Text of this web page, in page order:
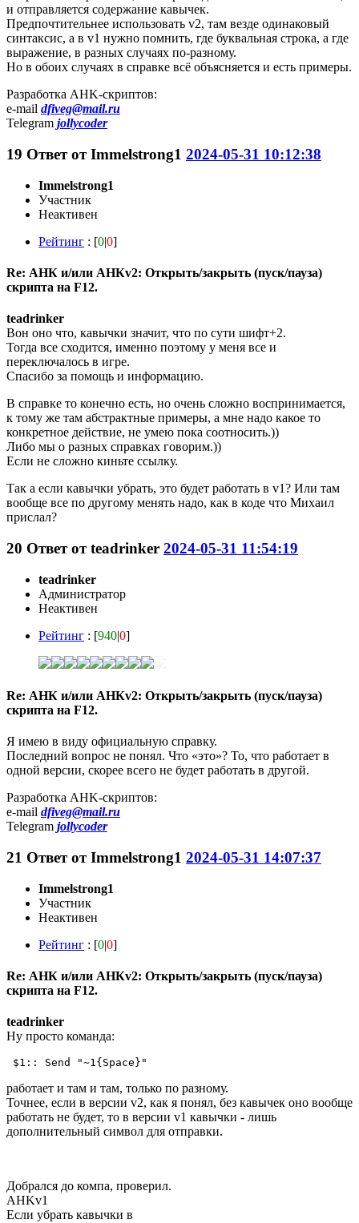
и отправляется содержание кавычек.
Предпочтительнее использовать v2, там везде одинаковый
синтаксис, а в v1 нужно помнить, где буквальная строка, а где
выражение, в разных случаях по-разному.
Но в обоих случаях в справке всё объясняется и есть примеры.
Разработка AHK-скриптов:
e-mail dfiveg@mail.ru
Telegram jollycoder
19 Ответ отImmelstrong1 2024-05-31 10:12:38
Immelstrong1
Участник
Неактивен
Рейтинг : [0|0]
Re: АНК и/или АНКv2: Открыть/закрыть (пуск/пауза)
скрипта на F12.
teadrinker
Вон оно что, кавычки значит, что по сути шифт+2.
Тогда все сходится, именно поэтому у меня все и
переключалось в игре.
Спасибо за помощь и информацию.
В справке то конечно есть, но очень сложно воспринимается,
к тому же там абстрактные примеры, а мне надо какое то
конкретное действие, не умею пока соотносить.))
Либо мы о разных справках говорим.))
Если не сложно киньте ссылку.
Так а если кавычки убрать, это будет работать в v1? Или там
вообще все по другому менять надо, как в коде что Михаил
прислал?
20 Ответ отteadrinker 2024-05-31 11:54:19
teadrinker
Администратор
Неактивен
Рейтинг : [940|0]
Re: АНК и/или АНКv2: Открыть/закрыть (пуск/пауза)
скрипта на F12.
Я имею в виду официальную справку.
Последний вопрос не понял. Что «это»? То, что работает в
одной версии, скорее всего не будет работать в другой.
Разработка AHK-скриптов:
e-mail dfiveg@mail.ru
Telegram jollycoder
21 Ответ отImmelstrong1 2024-05-31 14:07:37
Immelstrong1
Участник
Неактивен
Рейтинг : [0|0]
Re: АНК и/или АНКv2: Открыть/закрыть (пуск/пауза)
скрипта на F12.
teadrinker
Ну просто команда:
$1:: Send "~1{Space}"
работает и там и там, только по разному.
Точнее, если в версии v2, как я понял, без кавычек оно вообще
работать не будет, то в версии v1 кавычки - лишь
дополнительный символ для отправки.
Добрался до компа, проверил.
AHKv1
Если убрать кавычки в